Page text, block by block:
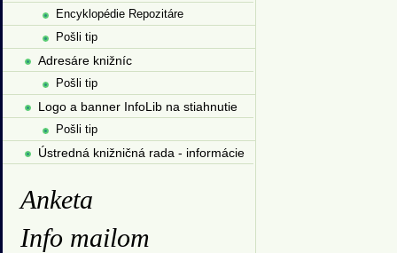
Encyklopédie Repozitáre
Pošli tip
Adresáre knižníc
Pošli tip
Logo a banner InfoLib na stiahnutie
Pošli tip
Ústredná knižničná rada - informácie
Anketa
Info mailom